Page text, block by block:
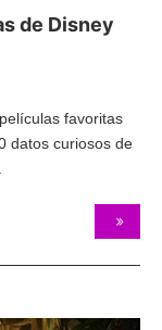
de Disney
favoritas
datos curiosos de